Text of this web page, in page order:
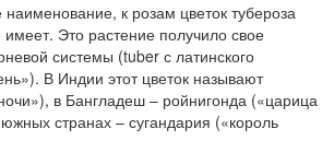
к розам цветок тубероза
Это растение получило свое
системы (tuber с латинского
В Индии этот цветок называют
в Бангладеш – ройнигонда («царица
странах – сугандария («король